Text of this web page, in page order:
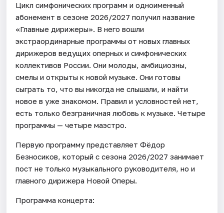
Цикл симфонических программ и одноименный
абонемент в сезоне 2026/2027 получил название
«Главные дирижеры». В него вошли
экстраординарные программы от новых главных
дирижеров ведущих оперных и симфонических
коллективов России. Они молоды, амбициозны,
смелы и открыты к новой музыке. Они готовы
сыграть то, что вы никогда не слышали, и найти
новое в уже знакомом. Правил и условностей нет,
есть только безграничная любовь к музыке. Четыре
программы — четыре маэстро.
Первую программу представляет Фёдор
Безносиков, который с сезона 2026/2027 занимает
пост не только музыкального руководителя, но и
главного дирижера Новой Оперы.
Программа концерта: